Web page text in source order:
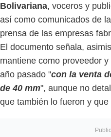
Bolivariana, voceros y
así como comunicados de
prensa de las empresas
El documento señala,
mantiene como proveedor y
año pasado "con la venta
de 40 mm", aunque no
que también lo fueron y